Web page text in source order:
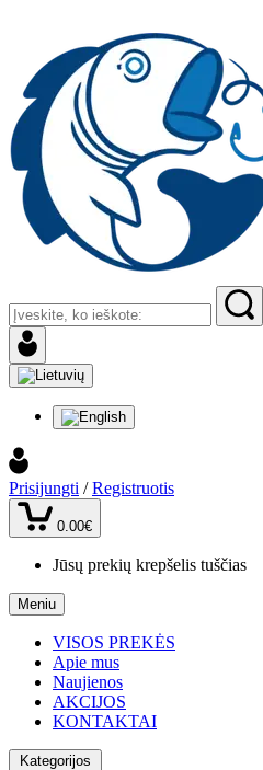
Prisijungti / Registruotis
0.00€
Jūsų prekių krepšelis tuščias
Meniu
VISOS PREKĖS
Apie mus
Naujienos
AKCIJOS
KONTAKTAI
Kategorijos